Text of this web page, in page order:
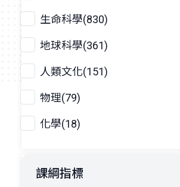
生命科學(830)
地球科學(361)
人類文化(151)
物理(79)
化學(18)
課綱指標